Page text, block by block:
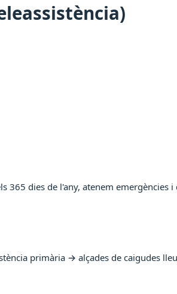
365 dies de l'any, atenem emergències
primària → alçades de caigudes